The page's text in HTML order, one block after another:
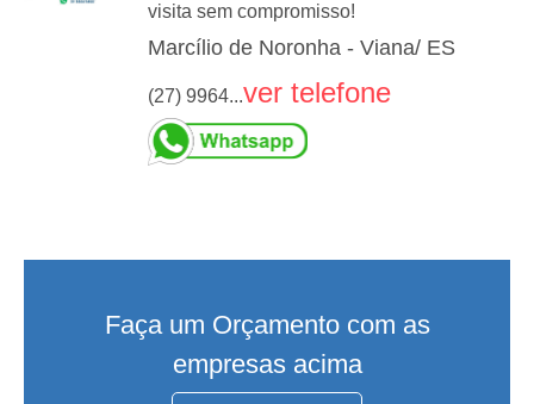
visita sem compromisso!
Marcílio de Noronha - Viana/ ES
(27) 9964...ver telefone
Faça um Orçamento com as
empresas acima